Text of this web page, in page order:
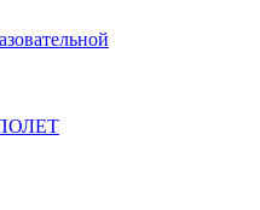
ПОЛЕТ